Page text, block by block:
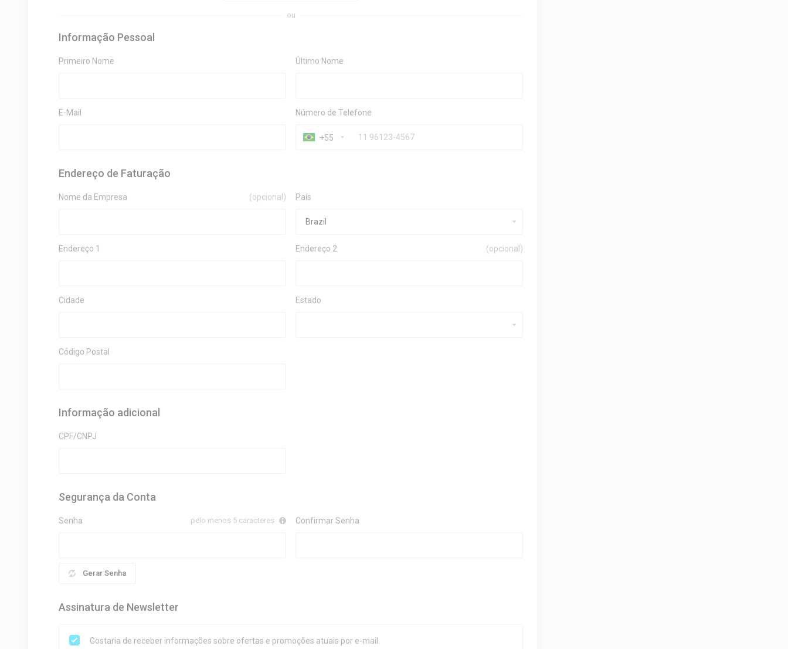
ou
Informação Pessoal
Primeiro Nome Último Nome
E-Mail Número de Telefone
+55
Endereço de Faturação
Nome da Empresa (opcional) País
Endereço 1 Endereço 2 (opcional)
Cidade Estado
Código Postal
Informação adicional
CPF/CNPJ
Segurança da Conta
Senha pelo menos 5 caracteres
Gerar Senha
Confirmar Senha
Assinatura de Newsletter
Gostaria de receber informações sobre ofertas e promoções atuais por e-mail.